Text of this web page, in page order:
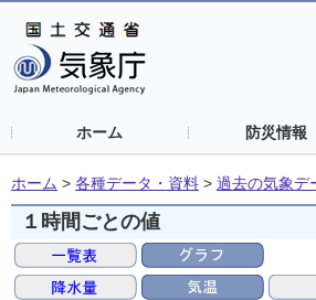
ホーム 防災情報
ホーム > 各種データ・資料 > 過去の気象デ
１時間ごとの値